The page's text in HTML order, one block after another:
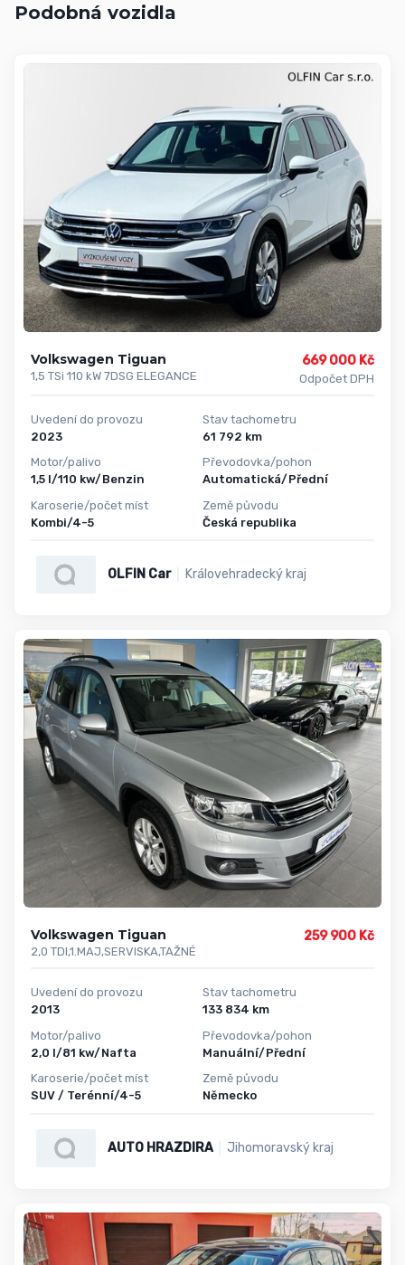
Podobná vozidla
Volkswagen Tiguan
1,5 TSi 110 kW 7DSG ELEGANCE
669 000 Kč
Odpočet DPH
Uvedení do provozu
2023
Motor/palivo
1,5 l/110 kw/Benzin
Karoserie/počet míst
Kombi/4-5
Stav tachometru
61 792 km
Převodovka/pohon
Automatická/Přední
Země původu
Česká republika
OLFIN Car Královehradecký kraj
Volkswagen Tiguan
2,0 TDI,1.MAJ,SERVISKA,TAŽNÉ
259 900 Kč
Uvedení do provozu
2013
Motor/palivo
2,0 l/81 kw/Nafta
Karoserie/počet míst
SUV / Terénní/4-5
Stav tachometru
133 834 km
Převodovka/pohon
Manuální/Přední
Země původu
Německo
AUTO HRAZDIRA Jihomoravský kraj